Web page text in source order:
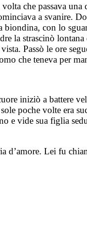
che passava
a svanire.
con lo
la strascinò
Passò le ore
che teneva per
iniziò a battere
poche volte era
e vide sua figlia
Lei fu